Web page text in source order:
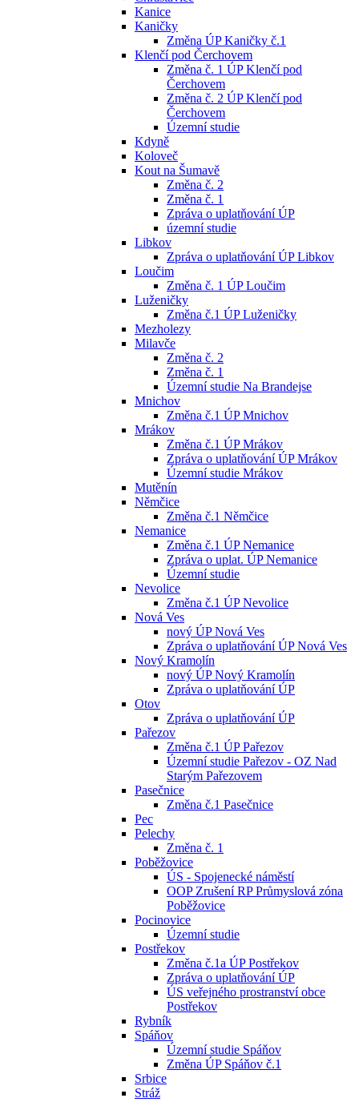
Kanice
Kaničky
Změna ÚP Kaničky č.1
Klenčí pod Čerchovem
Změna č. 1 ÚP Klenčí pod
Čerchovem
Změna č. 2 ÚP Klenčí pod
Čerchovem
Územní studie
Kdyně
Koloveč
Kout na Šumavě
Změna č. 2
Změna č. 1
Zpráva o uplatňování ÚP
územní studie
Libkov
Zpráva o uplatňování ÚP Libkov
Loučim
Změna č. 1 ÚP Loučim
Luženičky
Změna č.1 ÚP Luženičky
Mezholezy
Milavče
Změna č. 2
Změna č. 1
Územní studie Na Brandejse
Mnichov
Změna č.1 ÚP Mnichov
Mrákov
Změna č.1 ÚP Mrákov
Zpráva o uplatňování ÚP Mrákov
Územní studie Mrákov
Mutěnín
Němčice
Změna č.1 Němčice
Nemanice
Změna č.1 ÚP Nemanice
Zpráva o uplat. ÚP Nemanice
Územní studie
Nevolice
Změna č.1 ÚP Nevolice
Nová Ves
nový ÚP Nová Ves
Zpráva o uplatňování ÚP Nová Ves
Nový Kramolín
nový ÚP Nový Kramolín
Zpráva o uplatňování ÚP
Otov
Zpráva o uplatňování ÚP
Pařezov
Změna č.1 ÚP Pařezov
Územní studie Pařezov - OZ Nad
Starým Pařezovem
Pasečnice
Změna č.1 Pasečnice
Pec
Pelechy
Změna č. 1
Poběžovice
ÚS - Spojenecké náměstí
OOP Zrušení RP Průmyslová zóna
Poběžovice
Pocinovice
Územní studie
Postřekov
Změna č.1a ÚP Postřekov
Zpráva o uplatňování ÚP
ÚS veřejného prostranství obce
Postřekov
Rybník
Spáňov
Územní studie Spáňov
Změna ÚP Spáňov č.1
Srbice
Stráž